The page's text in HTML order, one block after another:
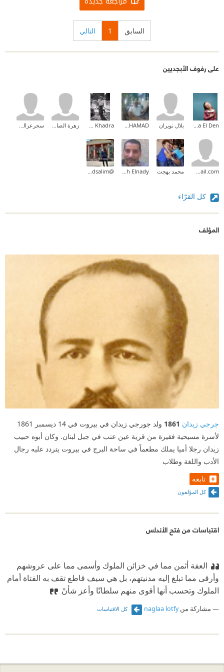
السابق 1 التالي
على رفوف الأبجديين
Dina Alaa El Den بلال نويران MOHAMAD
Adam Khadra زهرة الصاعدي سحرعزالدين
abdelkarimabdelkarim@gmail.com محمد بهجت Mohamed Moh Elnady
@mahmoudsalim
كل القرّاء
المؤلف
جرجي زيدان 1861
ولد جورجي زيدان في بيروت في 14 ديسمبر 1861
لأسرة مسيحية فقيرة من قرية عين عنب في جبل لبنان. وكان أبوه حبيب
زيدان رجلا أميا يملك مطعماً في ساحة البرج في بيروت يتردد عليه رجال
الأدب واللغة وطلاب
تابعه
كل المؤلفون
اقتباسات من فتح الأندلس
العفة أثمن مما في خزائن الملوك وأسمى مما على عروشهم
وأرقى مما تبلغ إليه مدنيتهم، بل هي سيف قاطع تقف به الفتاة أمام
الملوك وتحسب أنها أقوى منهم سلطانًا وأعز شأنً
مشاركة منnaglaa lotfy كل الاقتباسات